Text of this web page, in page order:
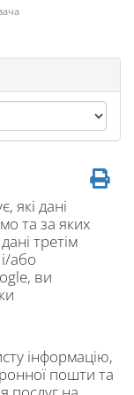
які дані
та за яких
третім
або
ви
інформацію,
пошти та